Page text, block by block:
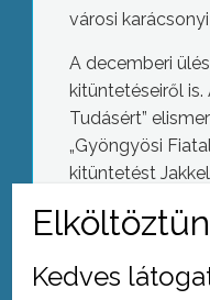
városi
A decemberi
kitüntetéseiről
Tudásért”
„Gyöngyösi
kitüntetést
a „Gyöngyösi
ítélte oda a
Kedves